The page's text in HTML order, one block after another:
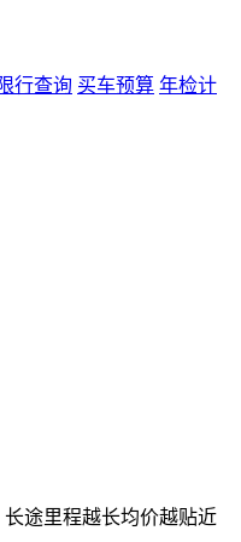
限行查询 买车预算 年检计
途里程越长均价越贴近